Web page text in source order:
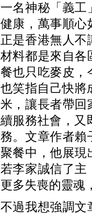
一名神秘「義工
健康，萬事順心
正是香港無人不
材料都是來自各
餐也只吃麥皮，
也笑指自己快將
米，讓長者帶回
續服務社會，又
務。文章作者賴
聚餐中，他展現
若李家誠信了主
更多失喪的靈魂
不過我想強調文